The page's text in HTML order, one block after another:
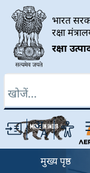
Skip to main content
भारत
रक्षा
रक्षा
मुख्य पृष्ठ